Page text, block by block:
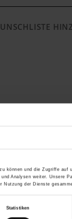
können und die Zugriffe auf
Analysen weiter. Unsere
Nutzung der Dienste
Statistiken
mit
perfekt mit
Bilderrahmen